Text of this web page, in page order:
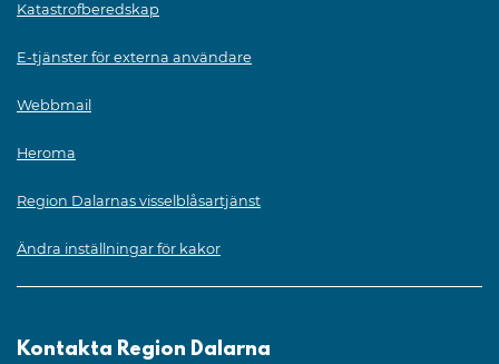
Katastrofberedskap
E-tjänster för externa användare
Webbmail
Heroma
Region Dalarnas visselblåsartjänst
Ändra inställningar för kakor
Kontakta Region Dalarna